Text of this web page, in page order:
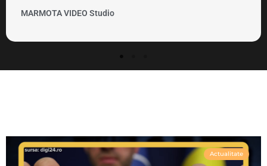
MARMOTA VIDEO Studio
Actualitate